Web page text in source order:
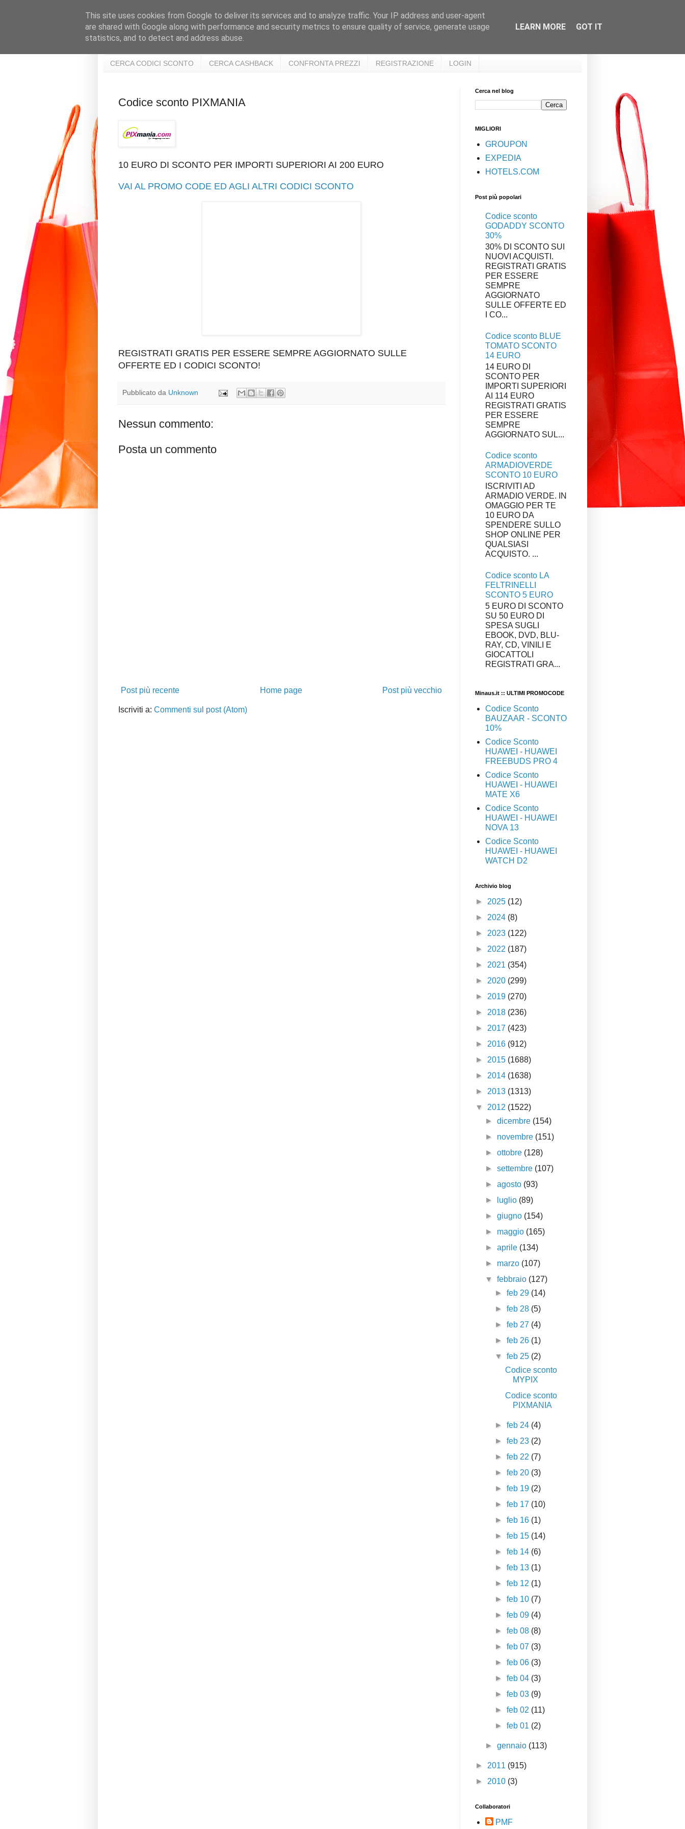
CERCA CODICI SCONTO CERCA CASHBACK CONFRONTA PREZZI REGISTRAZIONE LOGIN
Codice sconto PIXMANIA
10 EURO DI SCONTO PER IMPORTI SUPERIORI AI 200 EURO
VAI AL PROMO CODE ED AGLI ALTRI CODICI SCONTO
REGISTRATI GRATIS PER ESSERE SEMPRE AGGIORNATO SULLE
OFFERTE ED I CODICI SCONTO!
Pubblicato da Unknown
Nessun commento:
Posta un commento
Post più recente Post più vecchio
Home page
Iscriviti a: Commenti sul post (Atom)
Cerca nel blog
MIGLIORI
GROUPON
EXPEDIA
HOTELS.COM
Post più popolari
Codice sconto
GODADDY SCONTO
30%
30% DI SCONTO SUI
NUOVI ACQUISTI.
REGISTRATI GRATIS
PER ESSERE
SEMPRE
AGGIORNATO
SULLE OFFERTE ED
I CO...
Codice sconto BLUE
TOMATO SCONTO
14 EURO
14 EURO DI
SCONTO PER
IMPORTI SUPERIORI
AI 114 EURO
REGISTRATI GRATIS
PER ESSERE
SEMPRE
AGGIORNATO SUL...
Codice sconto
ARMADIOVERDE
SCONTO 10 EURO
ISCRIVITI AD
ARMADIO VERDE. IN
OMAGGIO PER TE
10 EURO DA
SPENDERE SULLO
SHOP ONLINE PER
QUALSIASI
ACQUISTO. ...
Codice sconto LA
FELTRINELLI
SCONTO 5 EURO
5 EURO DI SCONTO
SU 50 EURO DI
SPESA SUGLI
EBOOK, DVD, BLU-
RAY, CD, VINILI E
GIOCATTOLI
REGISTRATI GRA...
Minaus.it :: ULTIMI PROMOCODE
Codice Sconto
BAUZAAR - SCONTO
10%
Codice Sconto
HUAWEI - HUAWEI
FREEBUDS PRO 4
Codice Sconto
HUAWEI - HUAWEI
MATE X6
Codice Sconto
HUAWEI - HUAWEI
NOVA 13
Codice Sconto
HUAWEI - HUAWEI
WATCH D2
Archivio blog
► 2025 (12)
► 2024 (8)
► 2023 (122)
► 2022 (187)
► 2021 (354)
► 2020 (299)
► 2019 (270)
► 2018 (236)
► 2017 (423)
► 2016 (912)
► 2015 (1688)
► 2014 (1638)
► 2013 (1313)
▼ 2012 (1522)
►dicembre (154)
► novembre (151)
►ottobre (128)
►settembre (107)
►agosto (93)
►
luglio (89)
►giugno (154)
► maggio (165)
►aprile (134)
► marzo (107)
▼febbraio (127)
►feb 29 (14)
►feb 28 (5)
►feb 27 (4)
►feb 26 (1)
▼feb 25 (2)
Codice sconto
MYPIX
Codice sconto
PIXMANIA
►feb 24 (4)
►feb 23 (2)
►feb 22 (7)
►feb 20 (3)
►feb 19 (2)
►feb 17 (10)
►feb 16 (1)
►feb 15 (14)
►feb 14 (6)
►feb 13 (1)
►feb 12 (1)
►feb 10 (7)
►feb 09 (4)
►feb 08 (8)
►feb 07 (3)
►feb 06 (3)
►feb 04 (3)
►feb 03 (9)
►feb 02 (11)
►feb 01 (2)
►gennaio (113)
► 2011 (915)
► 2010 (3)
Collaboratori
PMF
This site uses cookies from Google to deliver its services and to analyze traffic. Your IP address and user-agent
are shared with Google along with performance and security metrics to ensure quality of service, generate usage
statistics, and to detect and address abuse.
LEARN MORE GOT IT